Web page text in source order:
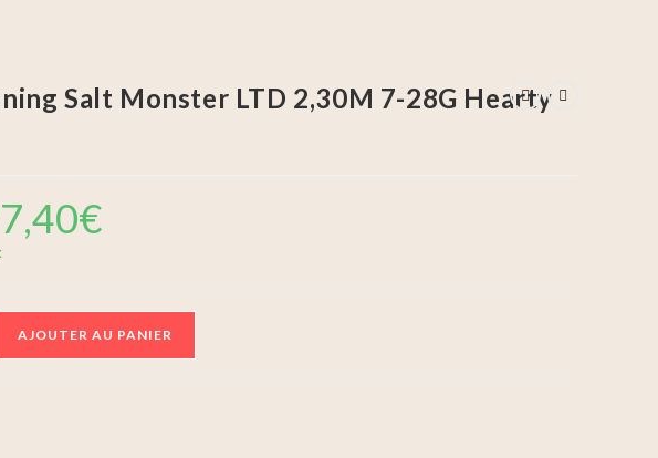
Salt Monster LTD 2,30M 7-28G Hearty
€
AJOUTER AU PANIER